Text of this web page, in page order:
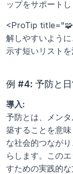
ップをサポートし
<ProTip
解しやすいよう
示す短いリスト
例 #4: 予防と日
導入:
予防とは、メン
築することを意
な社会的つなが
らします。この
すための実践的な